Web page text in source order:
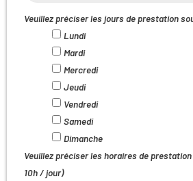
Veuillez préciser les jours de prestation
Lundi
Mardi
Mercredi
Jeudi
Vendredi
Samedi
Dimanche
Veuillez préciser les horaires de
10h / jour)